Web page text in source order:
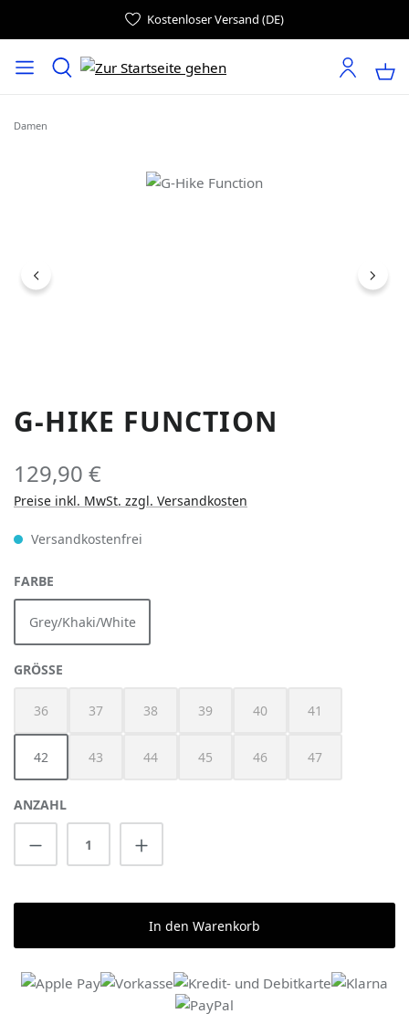
Kostenloser Versand (DE)
Damen
Bildergalerie überspringen
G-HIKE FUNCTION
129,90 €
Preise inkl. MwSt. zzgl. Versandkosten
Versandkostenfrei
FARBE
Grey/Khaki/White
GRÖSSE
36
(Diese Option ist zurzeit nicht verfügbar.)
37
(Diese Option ist zurzeit nicht verfügbar.)
38
(Diese Option ist zurzeit nicht verfügbar.)
39
(Diese Option ist zurzeit nicht
40
(Diese Option ist zurzeit
41
(Diese Option ist
42 43
(Diese Option ist zurzeit nicht verfügbar.)
44
(Diese Option ist zurzeit nicht verfügbar.)
45
(Diese Option ist zurzeit nicht
46
(Diese Option ist zurzeit
47
(Diese Option ist
ANZAHL
Produkt Anzahl: Gib den gewünschten
In den Warenkorb